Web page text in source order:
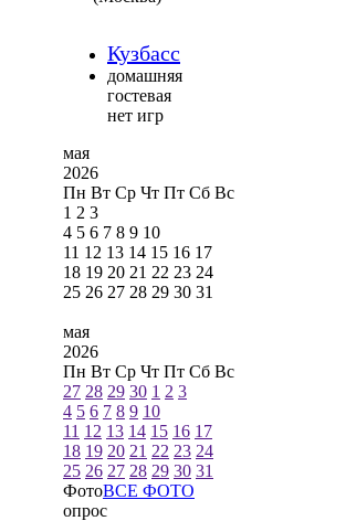
Кузбасс
домашняя
гостевая
нет игр
мая
2026
Пн Вт Ср Чт Пт Сб Вс
1 2 3
4 5 6 7 8 9 10
11 12 13 14 15 16 17
18 19 20 21 22 23 24
25 26 27 28 29 30 31
мая
2026
Пн Вт Ср Чт Пт Сб Вс
27 28 29 30 1 2 3
4 5 6 7 8 9 10
11 12 13 14 15 16 17
18 19 20 21 22 23 24
25 26 27 28 29 30 31
ФотоВСЕ ФОТО
опрос